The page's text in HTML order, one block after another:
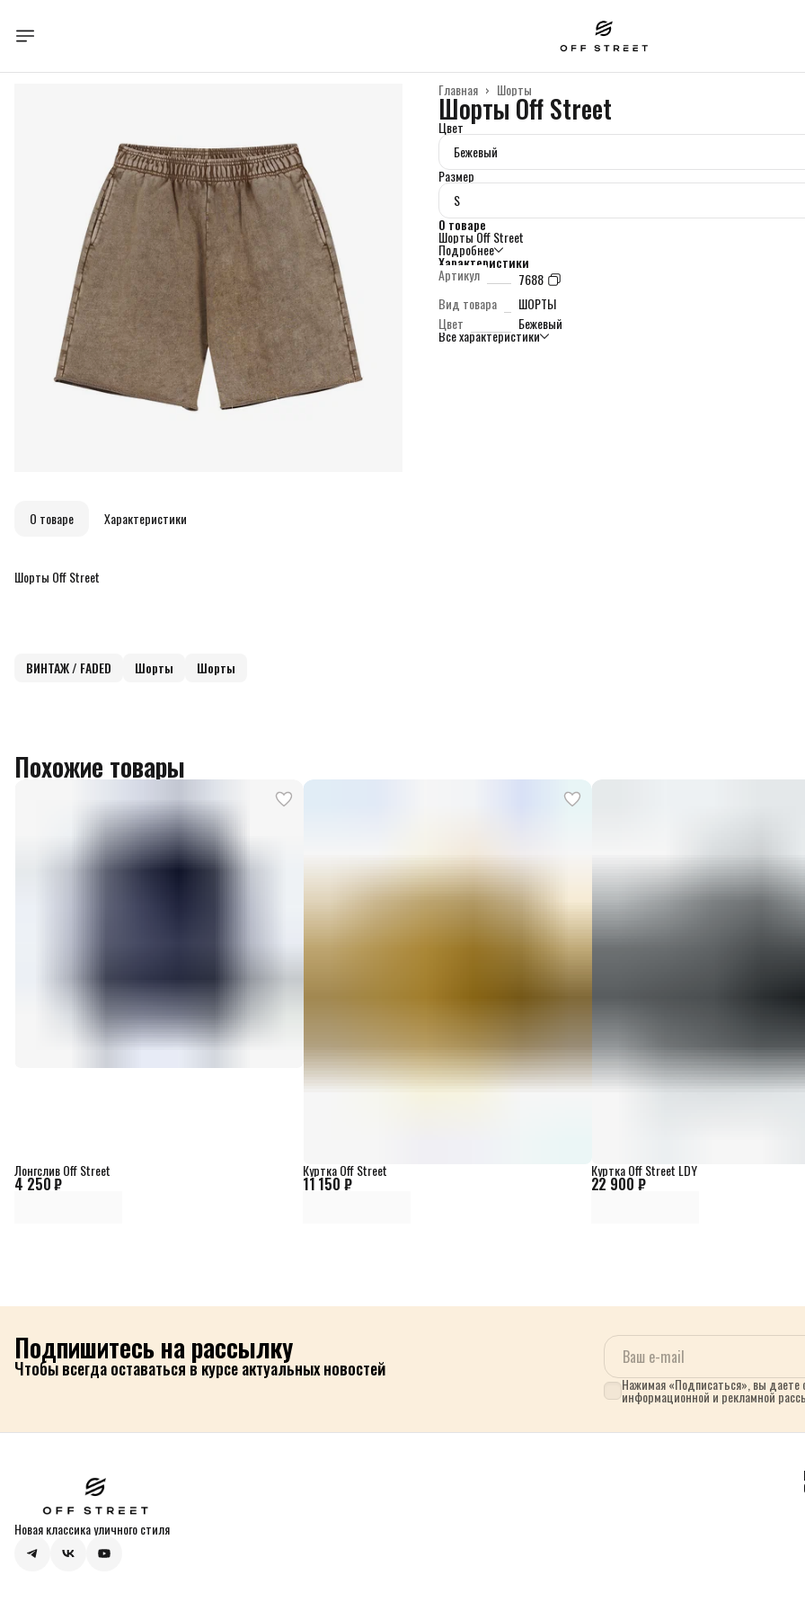
Шорты
Главная ›
Шорты Off Street
Цвет
Бежевый
Размер
S
О товаре
Шорты Off Street
Подробнее
Характеристики
Артикул
7688
Вид товара
ШОРТЫ
Цвет
Бежевый
Все характеристики
О товаре Характеристики
Шорты Off Street
ВИНТАЖ / FADED Шорты Шорты
Похожие товары
4 250 ₽
Лонгслив Off Street
11 150 ₽
Куртка Off Street
22 900 ₽
Куртка Off Street LDY
Подпишитесь на рассылку
Чтобы всегда оставаться в курсе актуальных новостей
Нажимая «Подписаться», вы даете
информационной и рекламной
Новая классика уличного стиля